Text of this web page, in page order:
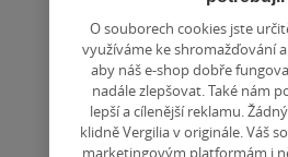
Zobrazit všechna
Přidat
O souborech cookies jste
využíváme ke shromažďování
aby náš e-shop dobře
nadále zlepšovat. Také nám
lepší a cílenější reklamu.
klidně Vergilia v originále. Váš
marketingovým platformám i